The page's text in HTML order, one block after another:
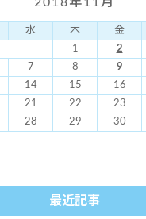
水 木 金
1
2
7 8 9
14 15 16
21 22 23
28 29 30
最近記事